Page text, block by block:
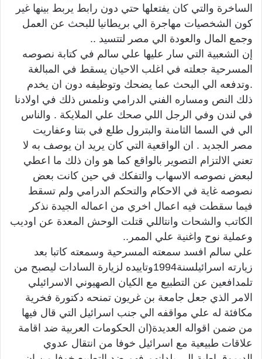
الساخرة والتي كان يفتعلها حتي دون رابط يربط بينها غير
كون الشخصيات مهاجرة الي بريطانيا للبحث عن العمل
وجمع المال والعودة الي مصر لتتسيد ..
إن الشعبية التي سار عليها علي سالم في كتابة نصوصه
المسرحية جعلته في اغلب الاحيان يسقط في المبالغة
.وتدفعه الي البحث عما يضحك وتوظيفه دون ان يخدم
ذلك النص ومساره الفني الدرامي ونلمس ذلك في اولادنا
في لندن وفي الرجل اللي صحك علي الملايكة . والناس
الي في السما الثامنة والبترول طلع في بتنا وعفاريت
مصر الجديد . ان الواقعية التي كان يريد ان يوصف به لا
تعني الالتزام التصوير بالواقع كما هو وان ذلك ما اعطي
لبعض نصوصه الاسهاب والتفكك في حين كانت بعض
نصوصه غاية في الاحكام والتحكم الدرامي ولم تسقط
فيما سقطت فيه اعمال اخري من اعماله الجيدة نذكر
الكاتب والشحات وانتاللي قتلت الوحش المعدة عن اوديب
وعملية نوح واغنية علي الممر..
علي سالم افسد سمعته المسرحية وسمعته كاتبا بعد
زيارته اسرائيلسنة1994وتاييده لزيارة السادات ليصبح من
تلمدافعين عن التطبيع مع الكيان الصهيوني الاسرائيلي
الامر الذي جعل جامعة بن غريون تمنحه دكتورة فخرية
مكافئة له علي مواقفه الي جنب اسرائيل التي قال فيها
من ضمن اقواله العديدة(ان الحكومات العربية ضد اقامة
علاقات طبيعية مع اسرائيل خوفا من انتقال عدوي